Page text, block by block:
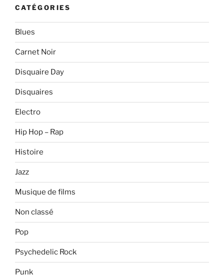
CATÉGORIES
Blues
Carnet Noir
Disquaire Day
Disquaires
Electro
Hip Hop – Rap
Histoire
Jazz
Musique de films
Non classé
Pop
Psychedelic Rock
Punk